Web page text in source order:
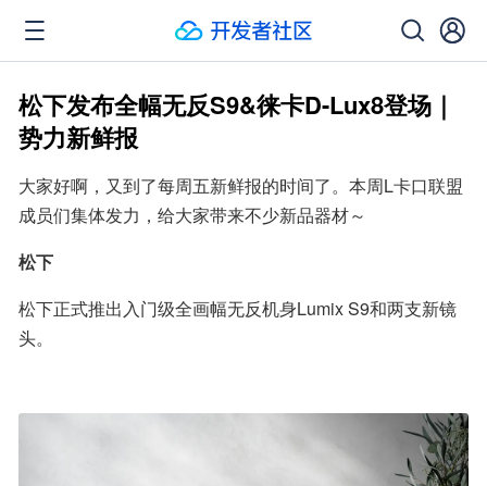
松下发布全幅无反S9&徕卡D-Lux8登场｜
势力新鲜报
大家好啊，又到了每周五新鲜报的时间了。本周L卡口联盟
成员们集体发力，给大家带来不少新品器材～
松下
松下正式推出入门级全画幅无反机身Lumix S9和两支新镜
头。